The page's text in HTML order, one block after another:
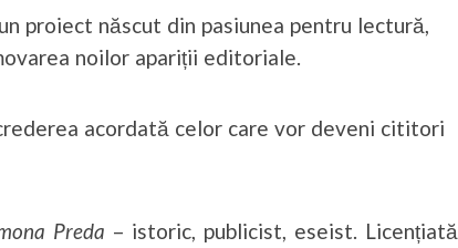
proiect născut din pasiunea pentru lectură,
noilor apariții editoriale.
acordată celor care vor deveni cititori
Preda – istoric, publicist, eseist. Licențiată